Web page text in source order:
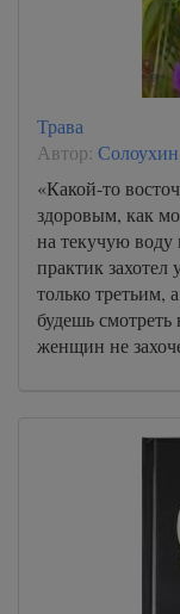
22
23
24
25
26
27
Трава
Автор:
«Какой-то
здоровым, как
на текучую
практик захотел
только третьим,
будешь
женщин не